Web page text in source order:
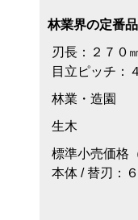
林業界の定番品
刃長：２７
目立ピッチ：
林業・造園
生木
標準小売価格
本体 / 替刃：